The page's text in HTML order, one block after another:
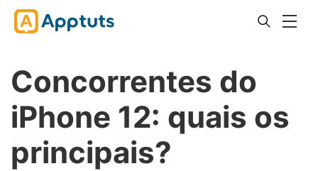
Concorrentes do
iPhone 12: quais os
principais?